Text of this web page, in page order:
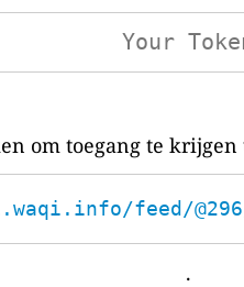
om toegang te
feed/@296/
.